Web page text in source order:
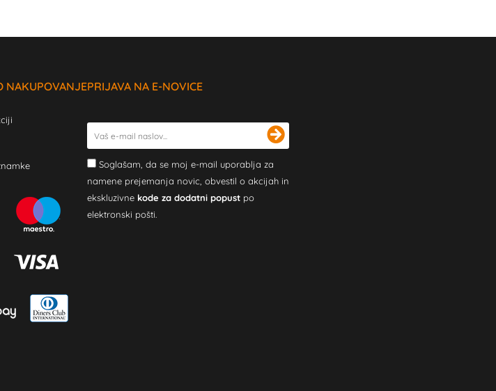
NAKUPOVANJEPRIJAVA NA E-NOVICE
Soglašam, da se moj e-mail uporablja za
namene prejemanja novic, obvestil o akcijah in
ekskluzivne kode za dodatni popust po
elektronski pošti.